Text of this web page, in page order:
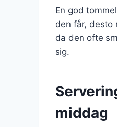
En god
den får, desto
da den ofte
sig.
middag